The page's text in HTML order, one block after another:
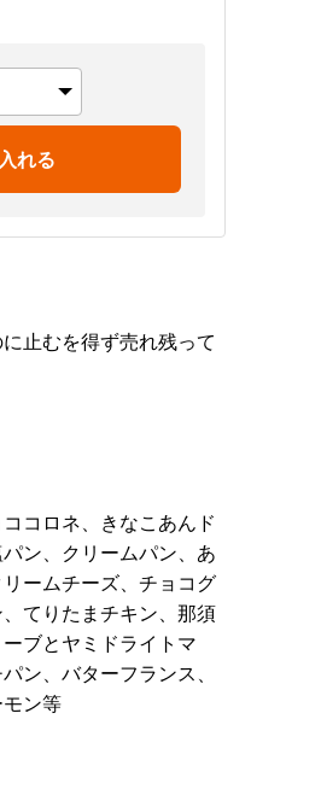
れる
止むを得ず売れ残って
コロネ、きなこあんド
ン、クリームパン、あ
ームチーズ、チョコグ
てりたまチキン、那須
ブとヤミドライトマ
ン、バターフランス、
ン等